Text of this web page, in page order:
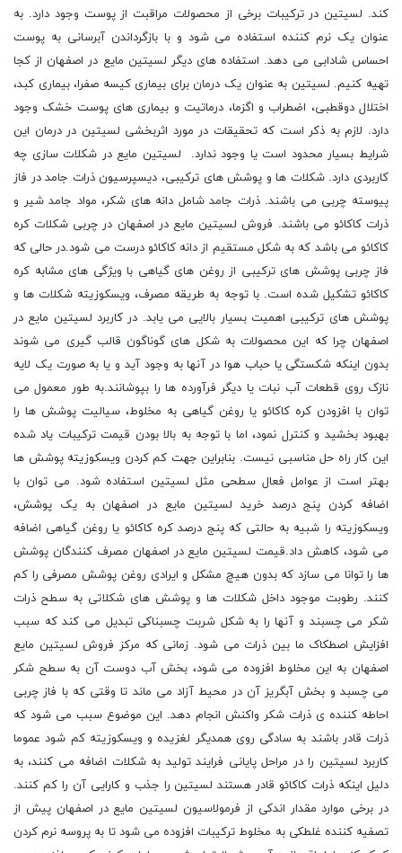
کند. لسیتین در ترکیبات برخی از محصولات مراقبت از پوست وجود دارد. به
عنوان یک نرم کننده استفاده می شود و با بازگرداندن آبرسانی به پوست
احساس شادابی می دهد. استفاده های دیگر لسیتین مایع در اصفهان از کجا
تهیه کنیم. لسیتین به عنوان یک درمان برای بیماری کیسه صفرا، بیماری کبد،
اختلال دوقطبی، اضطراب و اگزما، درماتیت و بیماری های پوست خشک وجود
دارد. لازم به ذکر است که تحقیقات در مورد اثربخشی لسیتین در درمان این
شرایط بسیار محدود است یا وجود ندارد. لسیتین مایع در شکلات سازی چه
کاربردی دارد. شکلات ها و پوشش های ترکیبی، دیسپرسیون ذرات جامد در فاز
پیوسته چربی می باشند. ذرات جامد شامل دانه های شکر، مواد جامد شیر و
ذرات کاکائو می باشند. فروش لسیتین مایع در اصفهان در چربی شکلات کره
کاکائو می باشد که به شکل مستقیم از دانه کاکائو درست می شود.در حالی که
فاز چربی پوشش های ترکیبی از روغن های گیاهی با ویژگی های مشابه کره
کاکائو تشکیل شده است. با توجه به طریقه مصرف، ویسکوزیته شکلات ها و
پوشش های ترکیبی اهمیت بسیار بالایی می یابد. در کاربرد لسیتین مایع در
اصفهان چرا که این محصولات به شکل های گوناگون قالب گیری می شوند
بدون اینکه شکستگی یا حباب هوا در آنها به وجود آید و یا به صورت یک لایه
نازک روی قطعات آب نبات یا دیگر فرآورده ها را بپوشانند.به طور معمول می
توان با افزودن کره کاکائو یا روغن گیاهی به مخلوط، سیالیت پوشش ها را
بهبود بخشید و کنترل نمود، اما با توجه به بالا بودن قیمت ترکیبات یاد شده
این کار راه حل مناسبی نیست. بنابراین جهت کم کردن ویسکوزیته پوشش ها
بهتر است از عوامل فعال سطحی مثل لسیتین استفاده شود. می توان با
اضافه کردن پنج درصد خرید لسیتین مایع در اصفهان به یک پوشش،
ویسکوزیته را شبیه به حالتی که پنج درصد کره کاکائو یا روغن گیاهی اضافه
می شود، کاهش داد.قیمت لسیتین مایع در اصفهان مصرف کنندگان پوشش
ها را توانا می سازد که بدون هیچ مشکل و ایرادی روغن پوشش مصرفی را کم
کنند. رطوبت موجود داخل شکلات ها و پوشش های شکلاتی به سطح ذرات
شکر می چسبند و آنها را به شکل شربت چسبناکی تبدیل می کند که سبب
افزایش اصطکاک ما بین ذرات می شود. زمانی که مرکز فروش لسیتین مایع
اصفهان به این مخلوط افزوده می شود، بخش آب دوست آن به سطح شکر
می چسبد و بخش آبگریز آن در محیط آزاد می ماند تا وقتی که با فاز چربی
احاطه کننده ی ذرات شکر واکنش انجام دهد. این موضوع سبب می شود که
ذرات قادر باشند به سادگی روی همدیگر لغزیده و ویسکوزیته کم شود عموما
کاربرد لسیتین را در مراحل پایانی فرایند تولید به شکلات اضافه می کنند، به
دلیل اینکه ذرات کاکائو قادر هستند لسیتین را جذب و کارایی آن را کم کنند.
در برخی موارد مقدار اندکی از فرمولاسیون لسیتین مایع در اصفهان پیش از
تصفیه کننده غلطکی به مخلوط ترکیبات افزوده می شود تا به پروسه نرم کردن